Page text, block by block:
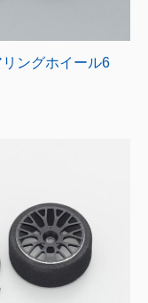
ングホイール6